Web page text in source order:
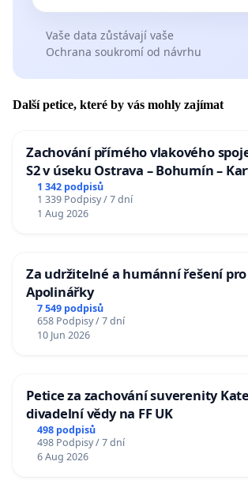
Vaše data zůstávají vaše
Ochrana soukromí od návrhu
Další petice, které by vás mohly zajímat
Zachování přímého vlakového
S2 v úseku Ostrava – Bohumín –
u Jablunkova
1 342 podpisů
1 339 Podpisy / 7 dní
1 Aug 2026
Za udržitelné a humánní řešení
Apolinářky
7 549 podpisů
658 Podpisy / 7 dní
10 Jun 2026
Petice za zachování suverenity
divadelní vědy na FF UK
498 podpisů
498 Podpisy / 7 dní
6 Aug 2026